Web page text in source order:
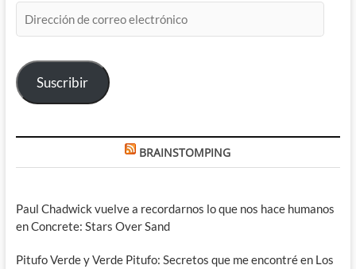
de
electrónico
Suscribir
BRAINSTOMPING
Paul Chadwick vuelve a recordarnos lo que nos hace humanos
en Concrete: Stars Over Sand
Pitufo Verde y Verde Pitufo: Secretos que me encontré en Los